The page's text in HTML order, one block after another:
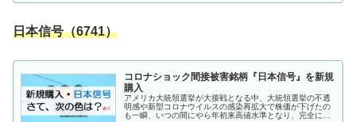
日本信号（6741）
コロナショック間接被害銘柄『日本信号』を新規
購入
アメリカ大統領選挙が大接戦となる中、大統領選挙の不透
明感や新型コロナウイルスの感染再拡大で株価が下げたの
も一瞬、いつの間にやら年初来高値水準となり、完全にコ